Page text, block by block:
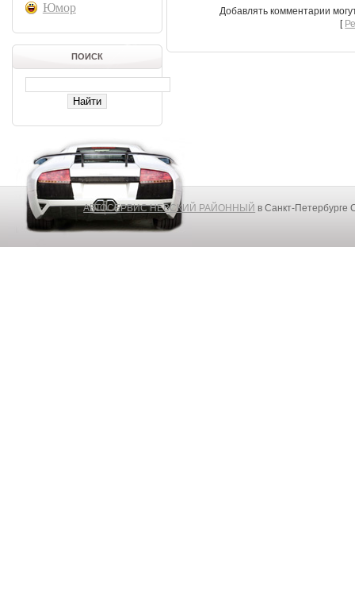
Юмор
ПОИСК
Добавлять комментарии
[
АВТОСЕРВИС НЕВСКИЙ РАЙОННЫЙ в Санкт-Петербурге